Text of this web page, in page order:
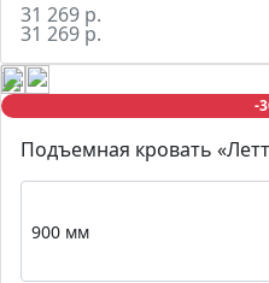
31 269 р.
31 269 р.
-
Подъемная кровать